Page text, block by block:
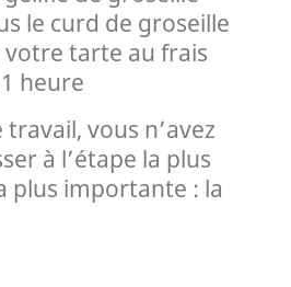
le curd de groseille
votre tarte au frais
heure
vous n’avez
à l’étape la plus
plus importante : la